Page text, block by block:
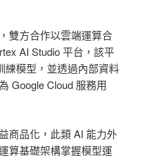
雙方合作以雲端運算合
AI Studio 平台，該平
練模型，並透過內部資料
Google Cloud 服務用
商品化，此類 AI 能力外
算基礎架構掌握模型運